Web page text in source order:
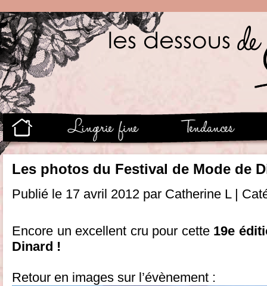
Les photos du Festival de Mode de
Publié le 17 avril 2012 par Catherine L |
Encore un excellent cru pour cette 19e
Dinard !
Retour en images sur l’évènement :